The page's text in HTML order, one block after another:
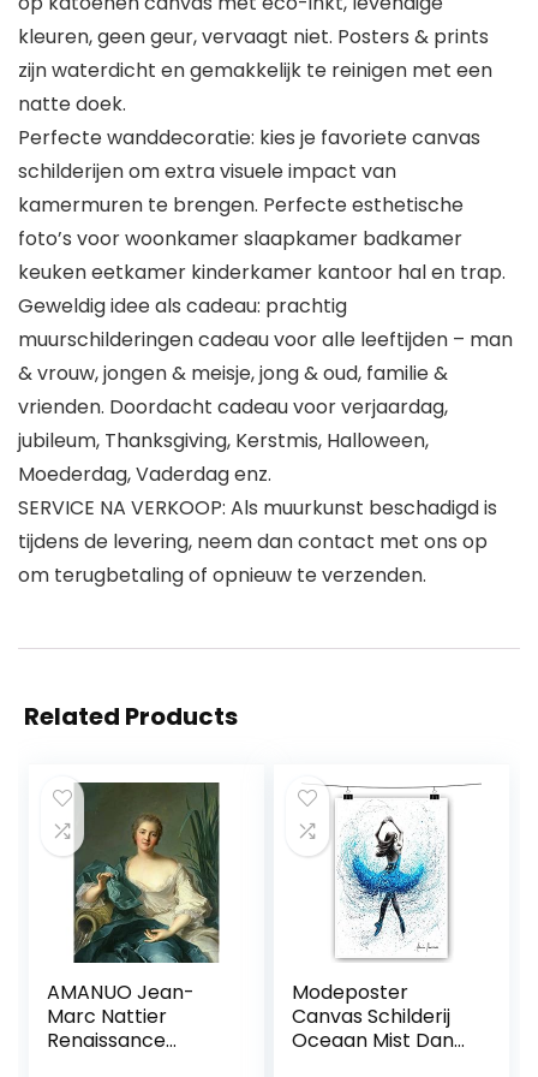
kleuren, geen geur, vervaagt niet. Posters & prints
zijn waterdicht en gemakkelijk te reinigen met een
natte doek.
Perfecte wanddecoratie: kies je favoriete canvas
schilderijen om extra visuele impact van
kamermuren te brengen. Perfecte esthetische
foto’s voor woonkamer slaapkamer badkamer
keuken eetkamer kinderkamer kantoor hal en trap.
Geweldig idee als cadeau: prachtig
muurschilderingen cadeau voor alle leeftijden – man
& vrouw, jongen & meisje, jong & oud, familie &
vrienden. Doordacht cadeau voor verjaardag,
jubileum, Thanksgiving, Kerstmis, Halloween,
Moederdag, Vaderdag enz.
SERVICE NA VERKOOP: Als muurkunst beschadigd is
tijdens de levering, neem dan contact met ons op
om terugbetaling of opnieuw te verzenden.
Related Products
AMANUO Jean-
Marc Nattier
Renaissance
Modeposter
Canvas Schilderij
Oceaan Mist Dans